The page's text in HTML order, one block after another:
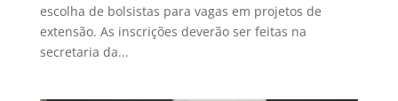
escolha de bolsistas para vagas em projetos de
extensão. As inscrições deverão ser feitas na
secretaria da...